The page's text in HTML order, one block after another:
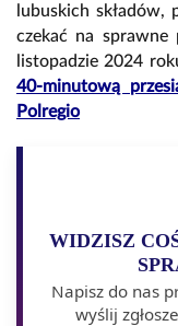
lubuskich składów,
czekać na sprawne
listopadzie 2024
40-minutową
Polregio
WIDZISZ
Napisz do nas
wyślij